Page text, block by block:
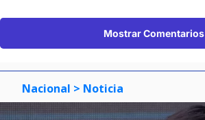
Mostrar Comentarios
Nacional > Noticia